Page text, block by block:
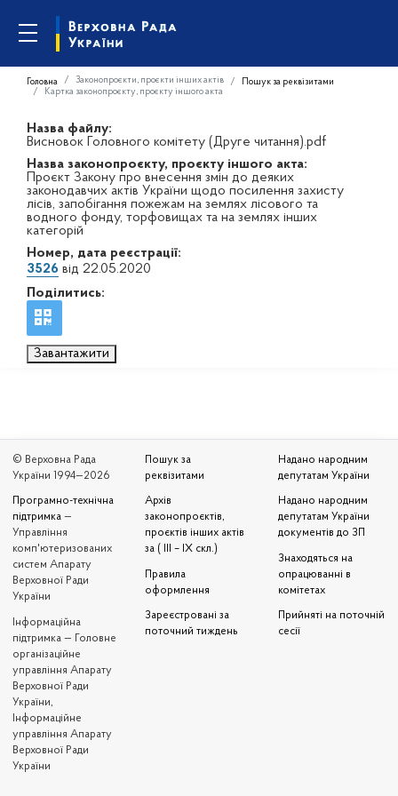
Головна Законопроєкти, проєкти інших актів
Пошук за реквізитами
Картка законопроєкту, проєкту іншого акта
Назва файлу:
Висновок Головного комітету (Друге читання).pdf
Назва законопроєкту, проєкту іншого акта:
Проєкт Закону про внесення змін до деяких
законодавчих актів України щодо посилення захисту
лісів, запобігання пожежам на землях лісового та
водного фонду, торфовищах та на землях інших
категорій
Номер, дата реєстрації:
3526 від 22.05.2020
Поділитись:
Завантажити
© Верховна Рада
України 1994—2026
Програмно-технічна
підтримка —
Управління
комп'ютеризованих
систем Апарату
Верховної Ради
України
Iнформаційна
підтримка — Головне
організаційне
управління Апарату
Верховної Ради
України,
Інформаційне
управління Апарату
Верховної Ради
України
Пошук за
реквізитами
Архів
законопроєктів,
проєктів інших актів
за ( III – IX скл.)
Правила
оформлення
Зареєстровані за
поточний тиждень
Надано народним
депутатам України
Надано народним
депутатам України
документів до ЗП
Знаходяться на
опрацюванні в
комітетах
Прийняті на поточній
сесії